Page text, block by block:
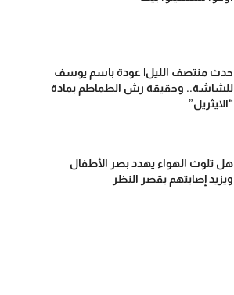
حدث منتصف الليل| عودة باسم يوسف
للشاشة.. وحقيقة رش الطماطم بمادة
“الايثريل”
هل تلوث الهواء يهدد بصر الأطفال
ويزيد إصابتهم بقصر النظر